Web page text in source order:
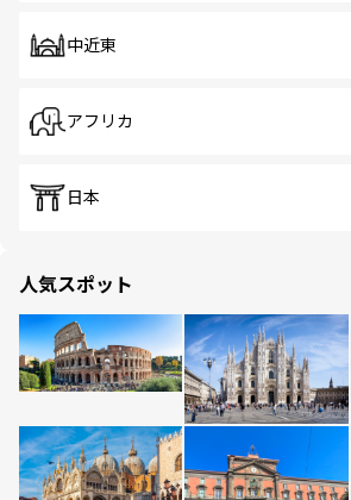
中近東
アフリカ
日本
人気スポット